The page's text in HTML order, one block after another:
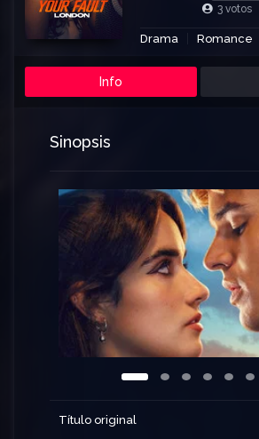
3 votos
Drama Romance
Info
Sinopsis
Título original